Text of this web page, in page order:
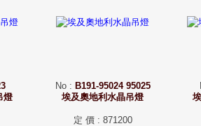
燈
No: B191-95024 95025
埃及奧地利水晶吊燈
定 價: 871200